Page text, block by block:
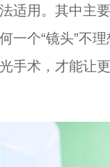
适用。其中主
一个“镜头”不
手术，才能让